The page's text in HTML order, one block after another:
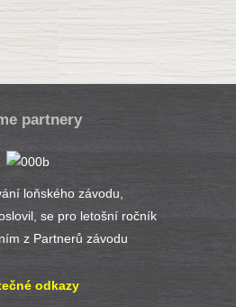
partnery
loňského závodu,
se pro letošní ročník
z Partnerů závodu
odkazy